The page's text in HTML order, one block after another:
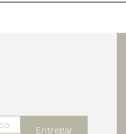
Entregar